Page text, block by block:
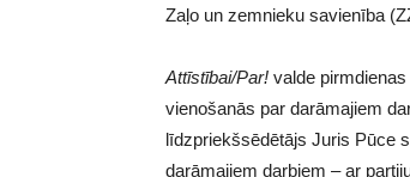
Zaļo un zemnieku savienība
Attīstībai/Par! valde
vienošanās par darāmajiem
līdzpriekšsēdētājs Juris Pūce
darāmajiem darbiem – ar